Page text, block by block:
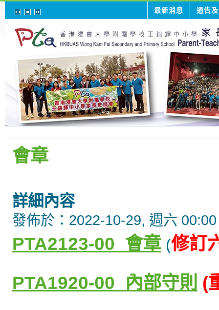
最新消息 通告
會章
詳細內容
發佈於：2022-10-29, 週六 00:00
PTA2123-00_會章 (修訂
PTA1920-00_ 內部守則 (